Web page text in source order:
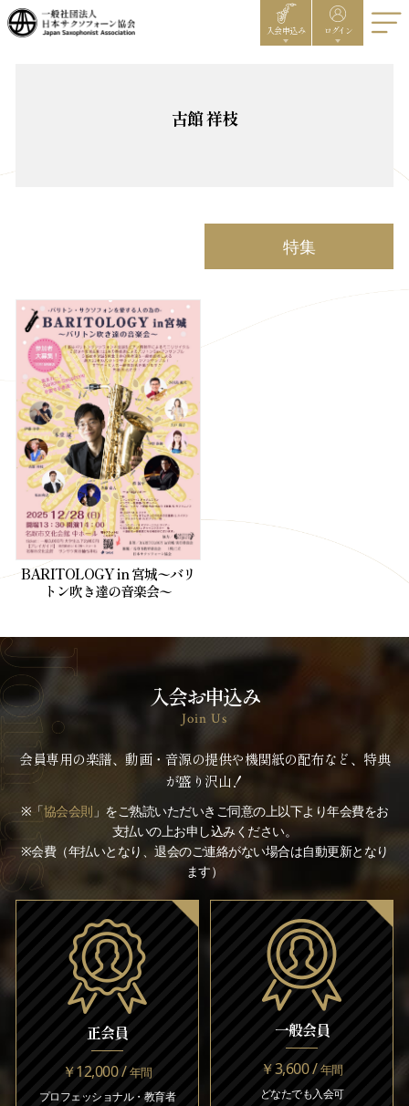
入会申込み ログイン
古館 祥枝
特集
BARITOLOGY in 宮城〜バリ
トン吹き達の音楽会〜
入会お申込み
Join Us
会員専用の楽譜、動画・音源の提供や機関紙の配布など、特典
が盛り沢山！
※「協会会則 」をご熟読いただいきご同意の上以下より年会費をお
支払いの上お申し込みください。
※会費（年払いとなり、退会のご連絡がない場合は自動更新となり
ます）
正会員
￥12,000 /年間
プロフェッショナル・教育者
一般会員
￥3,600 /年間
どなたでも入会可